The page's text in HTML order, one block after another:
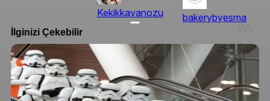
Kekikkavanozu bakerybyesma